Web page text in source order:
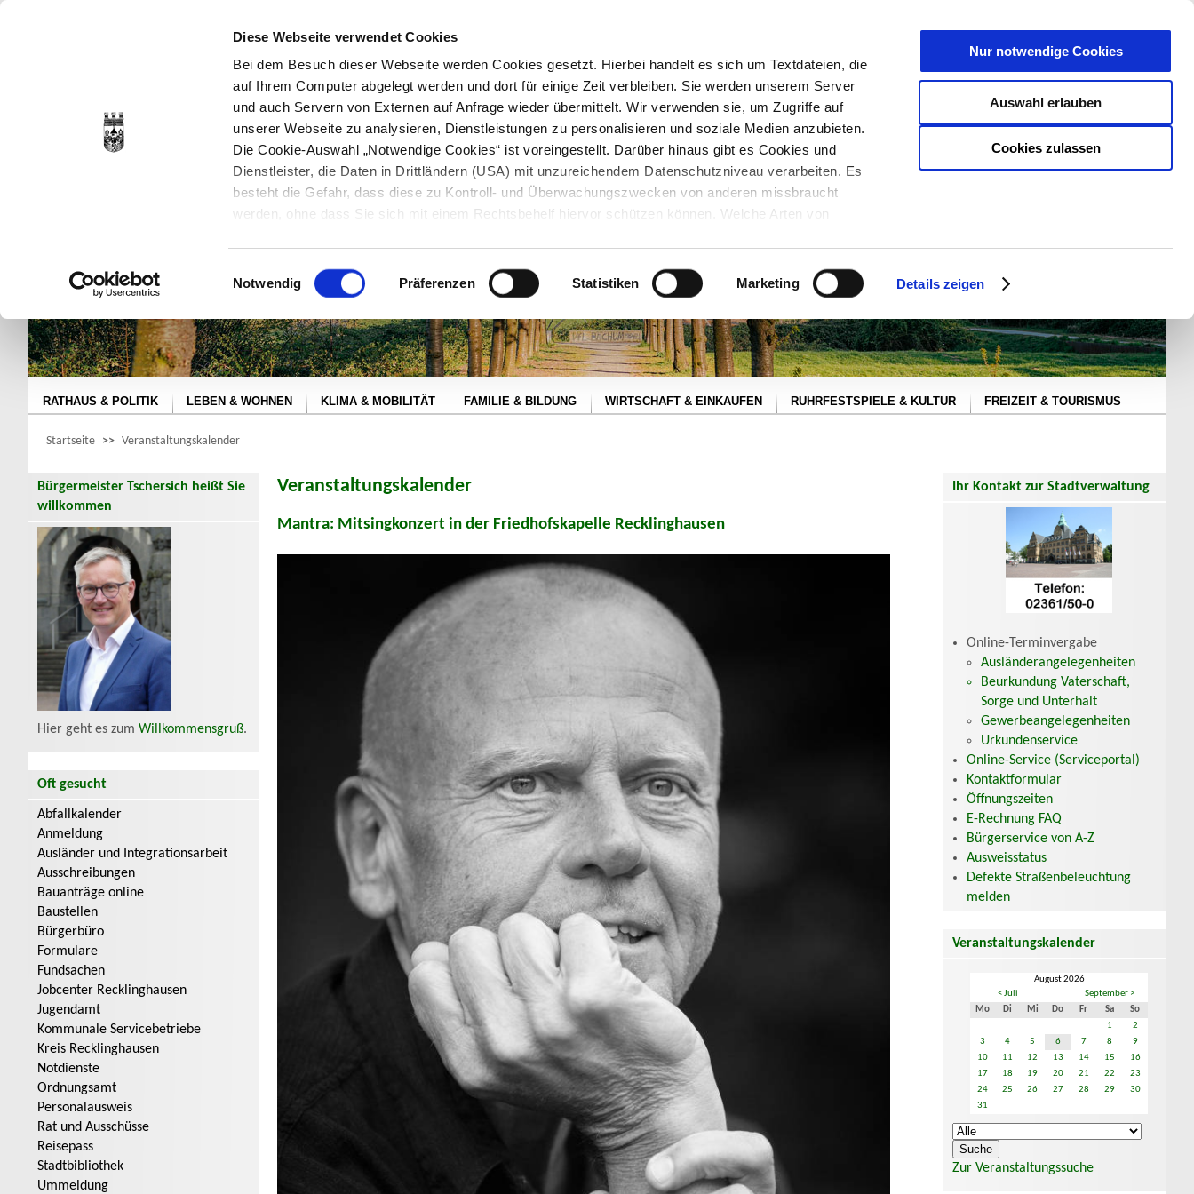
Diese Webseite verwendet Cookies
Bei dem Besuch dieser Webseite werden Cookies gesetzt. Hierbei handelt es sich um Textdateien, die
auf Ihrem Computer abgelegt werden und dort für einige Zeit verbleiben. Sie werden unserem Server
und auch Servern von Externen auf Anfrage wieder übermittelt. Wir verwenden sie, um Zugriffe auf
unserer Webseite zu analysieren, Dienstleistungen zu personalisieren und soziale Medien anzubieten.
Die Cookie-Auswahl „Notwendige Cookies“ ist voreingestellt. Darüber hinaus gibt es Cookies und
Dienstleister, die Daten in Drittländern (USA) mit unzureichendem Datenschutzniveau verarbeiten. Es
besteht die Gefahr, dass diese zu Kontroll- und Überwachungszwecken von anderen missbraucht
werden, ohne dass Sie sich mit einem Rechtsbehelf hiervor schützen können. Welche Arten von
Datenschutzerklärung
entnehmen. Die von Ihnen getroffene Auswahl der gewünschten Cookies kann
jederzeit mit Wirkung für die Zukunft angepasst oder
werden.
Einwilligungsauswahl
Notwendig Präferenzen Statistiken Marketing Details zeigen
Cookies zulassen
Auswahl erlauben
Nur notwendige Cookies
STARTSEITE
SCHRIFTGRÖßE:
RATHAUS & POLITIK LEBEN & WOHNEN KLIMA & MOBILITÄT FAMILIE & BILDUNG WIRTSCHAFT & EINKAUFEN RUHRFESTSPIELE & KULTUR FREIZEIT & TOURISMUS
Startseite >> Veranstaltungskalender
Bürgermeister Tschersich heißt Sie
willkommen
Hier geht es zum Willkommensgruß.
Oft gesucht
Abfallkalender
Anmeldung
Ausländer und Integrationsarbeit
Ausschreibungen
Bauanträge online
Baustellen
Bürgerbüro
Formulare
Fundsachen
Jobcenter Recklinghausen
Jugendamt
Kommunale Servicebetriebe
Kreis Recklinghausen
Notdienste
Ordnungsamt
Personalausweis
Rat und Ausschüsse
Reisepass
Stadtbibliothek
Ummeldung
Veranstaltungskalender
Mantra: Mitsingkonzert in der Friedhofskapelle Recklinghausen
Ihr Kontakt zur Stadtverwaltung
Online-Terminvergabe
Ausländerangelegenheiten
Beurkundung Vaterschaft,
Sorge und Unterhalt
Gewerbeangelegenheiten
Urkundenservice
Online-Service (Serviceportal)
Kontaktformular
Öffnungszeiten
E-Rechnung FAQ
Bürgerservice von A-Z
Ausweisstatus
Defekte Straßenbeleuchtung
melden
Veranstaltungskalender
August 2026
< Juli
September >
Mo
Di Mi Do Fr Sa
So
1
2
3
4 5 6 7 8
9
10
11 12 13 14 15
16
17
18 19 20 21 22
23
24
25 26 27 28 29
30
31
Zur Veranstaltungssuche